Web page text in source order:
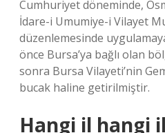
Cumhuriyet döneminde,
İdare-i Umumiye-i Vilayet
düzenlemesinde
önce Bursa’ya bağlı olan
sonra Bursa Vilayeti’nin
bucak haline getirilmiştir.
Hangi il hangi